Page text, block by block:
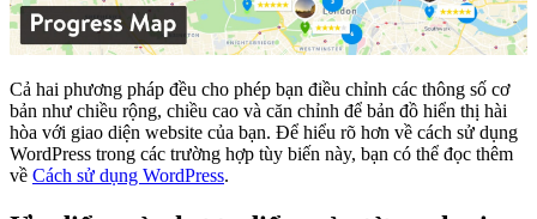
Cả hai phương pháp đều cho phép bạn điều chỉnh các thông số cơ
bản như chiều rộng, chiều cao và căn chỉnh để bản đồ hiển thị hài
hòa với giao diện website của bạn. Để hiểu rõ hơn về cách sử dụng
WordPress trong các trường hợp tùy biến này, bạn có thể đọc thêm
về Cách sử dụng WordPress.